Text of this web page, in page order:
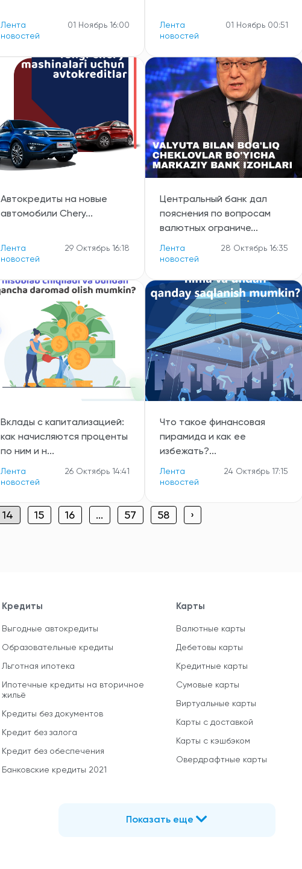
Лента
новостей
01 Ноябрь 16:00
Лента
новостей
01 Ноябрь 00:51
Автокредиты на новые
автомобили Chery...
Лента
новостей
29 Октябрь 16:18
Центральный банк дал
пояснения по вопросам
валютных ограниче...
Лента
новостей
28 Октябрь 16:35
Вклады с капитализацией:
как начисляются проценты
по ним и н...
Лента
новостей
26 Октябрь 14:41
Что такое финансовая
пирамида и как ее
избежать?...
Лента
новостей
24 Октябрь 17:15
14 15 16 ... 57 58 ›
Кредиты
Выгодные автокредиты
Образовательные кредиты
Льготная ипотека
Ипотечные кредиты на вторичное
жильё
Кредиты без документов
Кредит без залога
Кредит без обеспечения
Банковские кредиты 2021
Карты
Валютные карты
Дебетовы карты
Кредитные карты
Сумовые карты
Виртуальные карты
Карты с доставкой
Карты с кэшбэком
Овердрафтные карты
Показать еще